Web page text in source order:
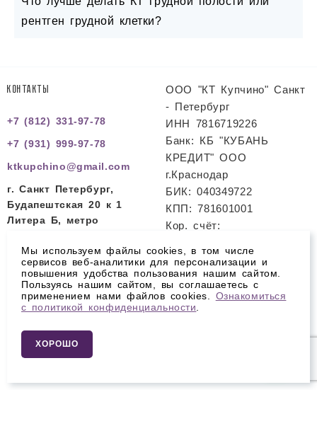
рентген грудной клетки?
КОНТАКТЫ
+7 (812) 331-97-78
+7 (931) 999-97-78
ktkupchino@gmail.com
г. Санкт Петербург,
Будапештская 20 к 1
Литера Б, метро
ООО "КТ Купчино" Санкт
- Петербург
ИНН 7816719226
Банк: КБ "КУБАНЬ
КРЕДИТ" ООО
г.Краснодар
БИК: 040349722
КПП: 781601001
Кор. счёт:
Расч. счет:
40702810700800000077
Политика
Мы используем файлы cookies, в том числе
сервисов веб-аналитики для персонализации и
повышения удобства пользования нашим сайтом.
Пользуясь нашим сайтом, вы соглашаетесь с
применением нами файлов cookies. Ознакомиться
с политикой конфиденциальности
ХОРОШО